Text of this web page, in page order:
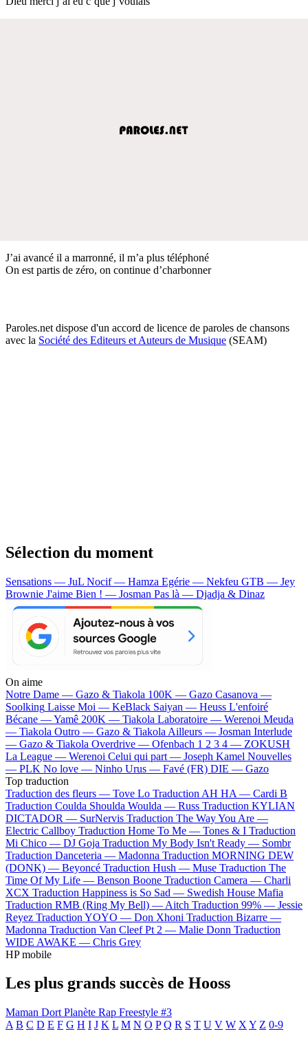
J’ai avancé il a marronné, il m’a plus téléphoné
On est partis de zéro, on continue d’charbonner
Paroles.net dispose d'un accord de licence de paroles de chansons
avec la Société des Editeurs et Auteurs de Musique (SEAM)
Sélection du moment
Sensations — JuL Nocif — Hamza Egérie — Nekfeu GTB — Jey
Brownie J'aime Bien ! — Josman Pas là — Djadja & Dinaz
On aime
Notre Dame — Gazo & Tiakola 100K — Gazo Casanova —
Soolking Laisse Moi — KeBlack Saiyan — Heuss L'enfoiré
Bécane —Yamê 200K — Tiakola Laboratoire — Werenoi Meuda
— Tiakola Outro — Gazo & Tiakola Ailleurs — Josman Interlude
— Gazo & Tiakola Overdrive — Ofenbach 1 2 3 4 — ZOKUSH
La League — Werenoi Celui qui part — Joseph Kamel Nouvelles
— PLK No love — Ninho Urus — Favé (FR) DIE — Gazo
Top traduction
Traduction des fleurs — Tove Lo Traduction AH HA — Cardi B
Traduction Coulda Shoulda Woulda — Russ Traduction KYLIAN
DICTADOR — SurNervis Traduction The Way You Are —
Electric Callboy Traduction Home To Me — Tones & I Traduction
Mi Chico — DJ Goja Traduction My Body Isn't Ready — Sombr
Traduction Danceteria — Madonna Traduction MORNING DEW
(DONK) — Beyoncé Traduction Hush — Muse Traduction The
Time Of My Life — Benson Boone Traduction Camera — Charli
XCX Traduction Happiness is So Sad — Swedish House Mafia
Traduction RMB (Ring My Bell) — Aitch Traduction 99% — Jessie
Reyez Traduction YOYO — Don Xhoni Traduction Bizarre —
Madonna Traduction Van Cleef Pt 2 — Malie Donn Traduction
WIDE AWAKE — Chris Grey
HP mobile
Les plus grands succès de Hooss
Maman Dort Planète Rap Freestyle #3
A B C D E F G H I J K L M N O P Q R S T U V W X Y Z 0-9